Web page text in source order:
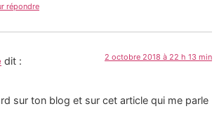
répondre
dit : 2 octobre 2018 à 22 h 13 min
sur ton blog et sur cet article qui me parle